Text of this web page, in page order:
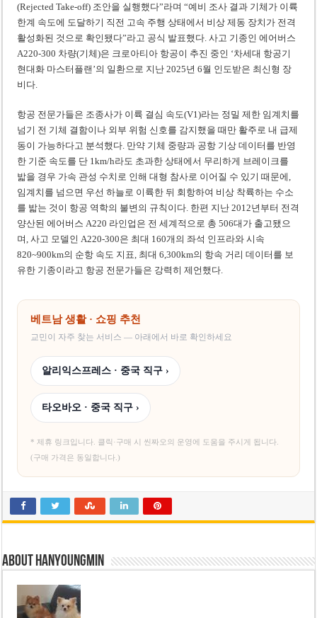
(Rejected Take-off) 조안을 실행했다”라며 “예비 조사 결과 기체가 이륙
한계 속도에 도달하기 직전 고속 주행 상태에서 비상 제동 장치가 전격
활성화된 것으로 확인됐다”라고 공식 발표했다. 사고 기종인 에어버스
A220-300 차량(기체)은 크로아티아 항공이 추진 중인 ‘차세대 항공기
현대화 마스터플랜’의 일환으로 지난 2025년 6월 인도받은 최신형 장
비다.
항공 전문가들은 조종사가 이륙 결심 속도(V1)라는 정밀 제한 임계치를
넘기 전 기체 결함이나 외부 위험 신호를 감지했을 때만 활주로 내 급제
동이 가능하다고 분석했다. 만약 기체 중량과 공항 기상 데이터를 반영
한 기준 속도를 단 1km/h라도 초과한 상태에서 무리하게 브레이크를
밟을 경우 가속 관성 수치로 인해 대형 참사로 이어질 수 있기 때문에,
임계치를 넘으면 우선 하늘로 이륙한 뒤 회항하여 비상 착륙하는 수소
를 밟는 것이 항공 역학의 불변의 규칙이다. 한편 지난 2012년부터 전격
양산된 에어버스 A220 라인업은 전 세계적으로 총 506대가 출고됐으
며, 사고 모델인 A220-300은 최대 160개의 좌석 인프라와 시속
820~900km의 순항 속도 지표, 최대 6,300km의 항속 거리 데이터를 보
유한 기종이라고 항공 전문가들은 강력히 제언했다.
베트남 생활 · 쇼핑 추천
교민이 자주 찾는 서비스 — 아래에서 바로 확인하세요
알리익스프레스 · 중국 직구 ›
타오바오 · 중국 직구 ›
* 제휴 링크입니다. 클릭·구매 시 씬짜오의 운영에 도움을 주시게 됩니다.
(구매 가격은 동일합니다.)
About hanyoungmin